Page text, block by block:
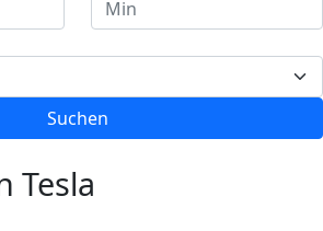
Suchen
Tesla